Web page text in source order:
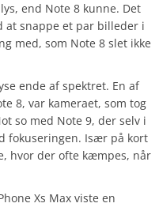
end Note 8 kunne. Det
at snappe et par billeder i
med, som Note 8 slet ikke
ende af spektret. En af
8, var kameraet, som tog
so med Note 9, der selv i
fokuseringen. Især på kort
hvor der ofte kæmpes, når
Xs Max viste en